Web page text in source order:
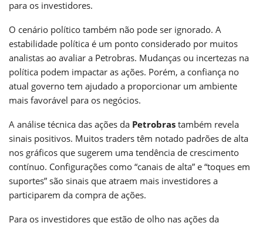
para os investidores.
O cenário político também não pode ser ignorado. A
estabilidade política é um ponto considerado por muitos
analistas ao avaliar a Petrobras. Mudanças ou incertezas na
política podem impactar as ações. Porém, a confiança no
atual governo tem ajudado a proporcionar um ambiente
mais favorável para os negócios.
A análise técnica das ações da Petrobras também revela
sinais positivos. Muitos traders têm notado padrões de alta
nos gráficos que sugerem uma tendência de crescimento
contínuo. Configurações como “canais de alta” e “toques em
suportes” são sinais que atraem mais investidores a
participarem da compra de ações.
Para os investidores que estão de olho nas ações da